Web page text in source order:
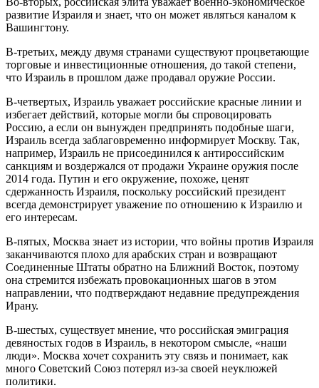
развитие Израиля и знает, что он может являться каналом к
Вашингтону.
В-третьих, между двумя странами существуют процветающие
торговые и инвестиционные отношения, до такой степени,
что Израиль в прошлом даже продавал оружие России.
В-четвертых, Израиль уважает российские красные линии и
избегает действий, которые могли бы спровоцировать
Россию, а если он вынужден предпринять подобные шаги,
Израиль всегда заблаговременно информирует Москву. Так,
например, Израиль не присоединился к антироссийским
санкциям и воздержался от продажи Украине оружия после
2014 года. Путин и его окружение, похоже, ценят
сдержанность Израиля, поскольку российский президент
всегда демонстрирует уважение по отношению к Израилю и
его интересам.
В-пятых, Москва знает из истории, что войны против Израиля
заканчиваются плохо для арабских стран и возвращают
Соединенные Штаты обратно на Ближний Восток, поэтому
она стремится избежать провокационных шагов в этом
направлении, что подтверждают недавние предупреждения
Ирану.
В-шестых, существует мнение, что российская эмиграция
девяностых годов в Израиль, в некотором смысле, «наши
люди». Москва хочет сохранить эту связь и понимает, как
много Советский Союз потерял из-за своей неуклюжей
политики.